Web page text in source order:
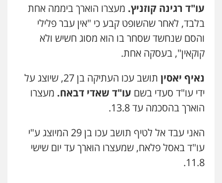
עו"ד רגינה קוזניץ. מעצרו הוארך ביממה אחת
בלבד, לאחר שהשופט קבע כי "אין עבר פלילי
והסם שנחשד שסחר בו הוא מסוג חשיש ולא
קוקאין", בעסקה אחת.
נאיף יאסין
תושב עכו העתיקה בן 27, שיוצג על
ידי עו"ד סעדי בשם עו"ד שאדי דבאח. מעצרו
הוארך בהסכמה עד 13.8.
האני עבד אל לטיף תושב עכו בן 29 המיוצג ע"י
עו"ד באסל פלאח, שמעצרו הוארך עד יום שישי
11.8.
מרכז התחלה חדשה
שירותים מקצועיים
לעורכי דין
0544500346
טיפול בהתמכרויות שירותים מקצועיים
לעורכי דין
0504062539
עבירות כלכליות הלבנת הון חילוטים
עבירות פליליות
0544385337